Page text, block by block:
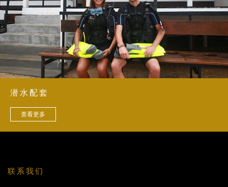
潜水配套
查看更多
联系我们